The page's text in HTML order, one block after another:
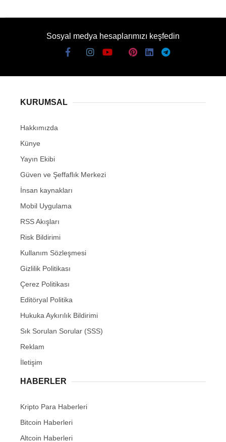
Sosyal medya hesaplarımızı keşfedin
KURUMSAL
Hakkımızda
Künye
Yayın Ekibi
Güven ve Şeffaflık Merkezi
İnsan kaynakları
Mobil Uygulama
RSS Akışları
Risk Bildirimi
Kullanım Sözleşmesi
Gizlilik Politikası
Çerez Politikası
Editöryal Politika
Hukuka Aykırılık Bildirimi
Sık Sorulan Sorular (SSS)
Reklam
İletişim
HABERLER
Kripto Para Haberleri
Bitcoin Haberleri
Altcoin Haberleri